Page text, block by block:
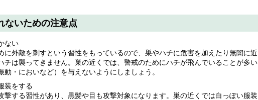
ないための注意点
ない
に外敵を刺すという習性をもっているので、巣やハチに危害を加えたり無闇に近
チは襲ってきません。巣の近くでは、警戒のためにハチが飛んでいることが多い
動・においなど）を与えないようにしましょう。
装をする
撃する習性があり、黒髪や目も攻撃対象になります。巣の近くでは白っぽい服装